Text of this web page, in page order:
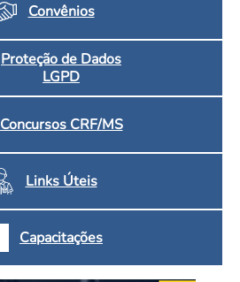
Convênios
Proteção de Dados
LGPD
Concursos CRF/MS
Links Úteis
Capacitações